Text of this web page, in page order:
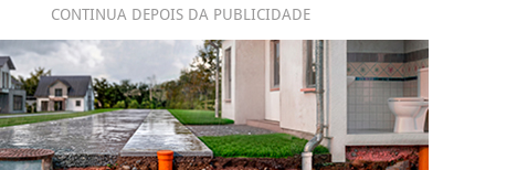
CONTINUA DEPOIS DA PUBLICIDADE